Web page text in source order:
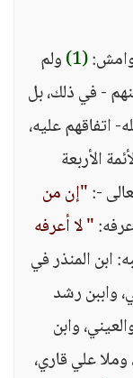
(1)
ولم
- في ذلك، بل
اتفاقهم عليه،
الأربعة
-:"إن من
" لا أعرفه
ابن المنذر في
واببن رشد
وابن
علي قاري،